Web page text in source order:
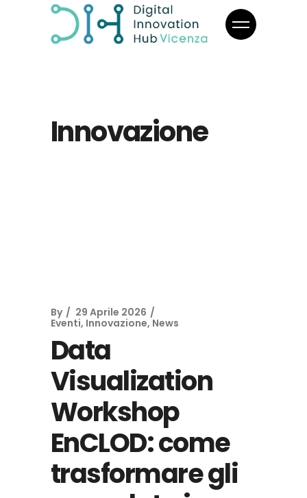
Innovazione
By
29 Aprile 2026
Eventi, Innovazione, News
Data
Visualization
Workshop
EnCLOD: come
trasformare gli